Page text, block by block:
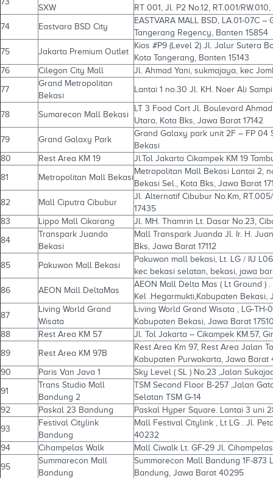
SXW RT 001, Jl. P2 No.12, RT.001/
74 Eastvara BSD City
EASTVARA MALL BSD, LA.01-07C
Tangerang Regency, Banten 15854
75 Jakarta Premium Outlet
Kios #P9 (Level 2) Jl. Jalur Sutera
Kota Tangerang, Banten 15143
76
Cilegon City Mall Jl. Ahmad Yani, sukmajaya, kec
77
Grand Metropolitan
Bekasi
Lantai 1 no.30 Jl. KH. Noer Ali
78 Sumarecon Mall Bekasi
LT 3 Food Cort Jl. Boulevard
Utara, Kota Bks, Jawa Barat 17142
79 Grand Galaxy Park
Grand Galaxy park unit 2F – FP
Bekasi
80
Rest Area KM 19 Jl.Tol Jakarta Cikampek KM 19
81 Metropolitan Mall Bekasi
Metropolitan Mall Bekasi Lantai 2,
Bekasi Sel., Kota Bks, Jawa Barat
82 Mall Ciputra Cibubur
Jl. Alternatif Cibubur No.Km,
17435
83
Lippo Mall Cikarang Jl. MH. Thamrin Lt. Dasar No.23,
84
Transpark Juanda
Bekasi
Mall Transpark Juanda Jl. Ir. H.
Bks, Jawa Barat 17112
85 Pakuwon Mall Bekasi
Pakuwon mall bekasi, Lt. LG /
kec bekasi selatan, bekasi, jawa
86 AEON Mall DeltaMas
AEON Mall Delta Mas ( Lt Ground )
Kel .Hegarmukti,Kabupaten Bekasi,
87
Living World Grand
Wisata
Living World Grand Wisata , LG-
Kabupaten Bekasi, Jawa Barat
88
Rest Area KM 57 Jl. Tol Jakarta – Cikampek KM.57,
89 Rest Area KM 97B
Rest Area Km 97, Rest Area Jalan
Kabupaten Purwakarta, Jawa Barat
90
Paris Van Java 1 Sky Level ( SL ) No.23 ,Jalan
91
Trans Studio Mall
Bandung 2
TSM Second Floor B-257 ,Jalan
Selatan TSM G-14
92
Paskal 23 Bandung Paskal Hyper Square. Lantai 3 uni
93
Festival Citylink
Bandung
Mall Festival Citylink , Lt LG . Jl.
40232
94
Cihampelas Walk Mall Ciwalk Lt. GF-29 Jl.
95
Summarecon Mall
Bandung
Summarecon Mall Bandung 1F-873
Bandung, Jawa Barat 40295